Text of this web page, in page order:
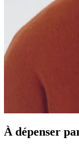
À dépenser